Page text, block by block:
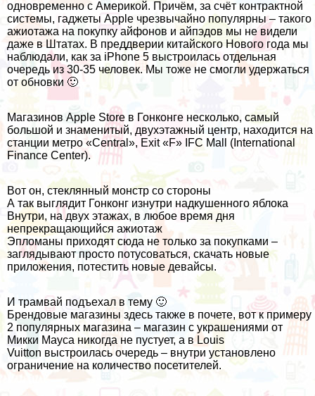
одновременно с Америкой. Причём, за счёт контрактной
системы, гаджеты Apple чрезвычайно популярны – такого
ажиотажа на покупку айфонов и айпэдов мы не видели
даже в Штатах. В преддверии китайского Нового года мы
наблюдали, как за iPhone 5 выстроилась отдельная
очередь из 30-35 человек. Мы тоже не смогли удержаться
от обновки 🙂
Магазинов Apple Store в Гонконге несколько, самый
большой и знаменитый, двухэтажный центр, находится на
станции метро «Central», Exit «F» IFC Mall (International
Finance Center).
Вот он, стеклянный монстр со стороны
А так выглядит Гонконг изнутри надкушенного яблока
Внутри, на двух этажах, в любое время дня
непрекращающийся ажиотаж
Эпломаны приходят сюда не только за покупками –
заглядывают просто потусоваться, скачать новые
приложения, потестить новые девайсы.
И трамвай подъехал в тему 🙂
Брендовые магазины здесь также в почете, вот к примеру
2 популярных магазина – магазин с украшениями от
Микки Мауса никогда не пустует, а в Louis
Vuitton выстроилась очередь – внутри установлено
ограничение на количество посетителей.